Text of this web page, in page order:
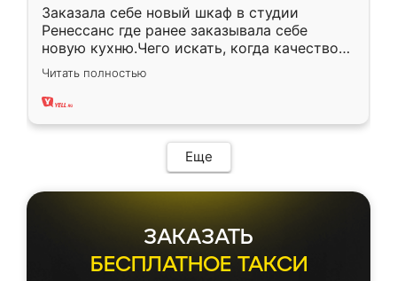
Заказала себе новый шкаф в студии
Ренессанс где ранее заказывала себе
новую кухню.Чего искать, когда качеством
вполне довольна. Служит кухня уже почти
два года, нареканий нет.
Читать полностью
Еще
ЗАКАЗАТЬ
БЕСПЛАТНОЕ ТАКСИ